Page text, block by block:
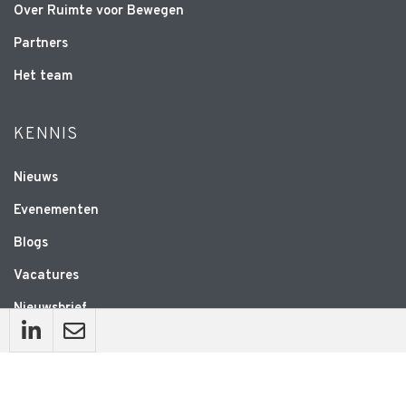
Over Ruimte voor Bewegen
Partners
Het team
KENNIS
Nieuws
Evenementen
Blogs
Vacatures
Nieuwsbrief